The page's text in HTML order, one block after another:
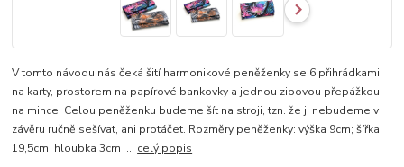
V tomto návodu nás čeká šití harmonikové peněženky se 6 přihrádkami
na karty, prostorem na papírové bankovky a jednou zipovou přepážkou
na mince. Celou peněženku budeme šít na stroji, tzn. že ji nebudeme v
závěru ručně sešívat, ani protáčet. Rozměry peněženky: výška 9cm; šířka
19,5cm; hloubka 3cm ... celý popis